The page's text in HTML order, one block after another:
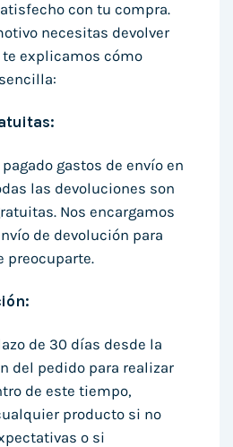
con tu compra.
necesitas devolver
explicamos cómo
gastos de envío en
las devoluciones son
Nos encargamos
de devolución para
preocuparte.
de 30 días desde la
del pedido para realizar
de este tiempo,
producto si no
o si